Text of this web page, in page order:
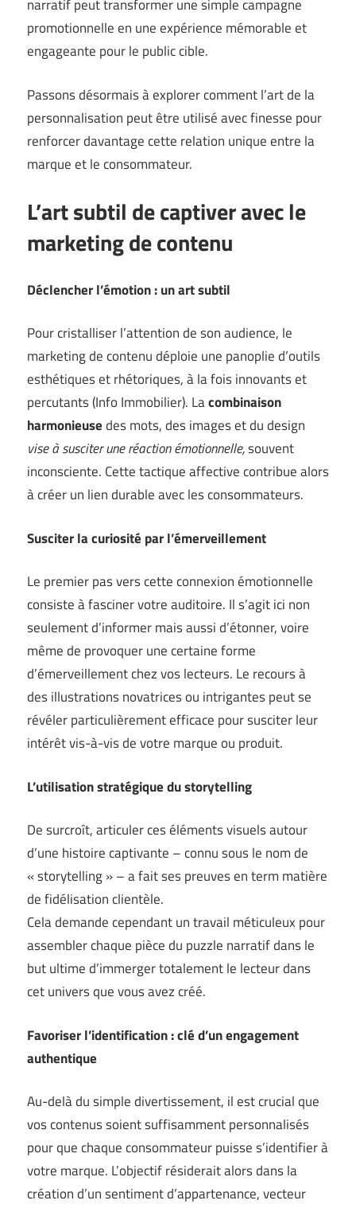
narratif peut transformer une simple campagne
promotionnelle en une expérience mémorable et
engageante pour le public cible.
Passons désormais à explorer comment l’art de la
personnalisation peut être utilisé avec finesse pour
renforcer davantage cette relation unique entre la
marque et le consommateur.
L’art subtil de captiver avec le
marketing de contenu
Déclencher l’émotion : un art subtil
Pour cristalliser l’attention de son audience, le
marketing de contenu déploie une panoplie d’outils
esthétiques et rhétoriques, à la fois innovants et
percutants (Info Immobilier). Lacombinaison
harmonieusedes mots, des images et du design
vise à susciter une réaction émotionnelle,souvent
inconsciente. Cette tactique affective contribue alors
à créer un lien durable avec les consommateurs.
Susciter la curiosité par l’émerveillement
Le premier pas vers cette connexion émotionnelle
consiste à fasciner votre auditoire. Il s’agit ici non
seulement d’informer mais aussi d’étonner, voire
même de provoquer une certaine forme
d’émerveillement chez vos lecteurs. Le recours à
des illustrations novatrices ou intrigantes peut se
révéler particulièrement efficace pour susciter leur
intérêt vis-à-vis de votre marque ou produit.
L’utilisation stratégique du storytelling
De surcroît, articuler ces éléments visuels autour
d’une histoire captivante – connu sous le nom de
« storytelling » – a fait ses preuves en term matière
de fidélisation clientèle.
Cela demande cependant un travail méticuleux pour
assembler chaque pièce du puzzle narratif dans le
but ultime d’immerger totalement le lecteur dans
cet univers que vous avez créé.
Favoriser l’identification : clé d’un engagement
authentique
Au-delà du simple divertissement, il est crucial que
vos contenus soient suffisamment personnalisés
pour que chaque consommateur puisse s’identifier à
votre marque. L’objectif résiderait alors dans la
création d’un sentiment d’appartenance, vecteur